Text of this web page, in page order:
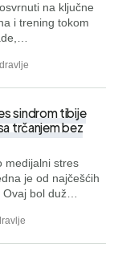
na ključne
i trening tokom
sindrom tibije
trčanjem bez
medijalni stres
je od najčešćih
Ovaj bol duž…